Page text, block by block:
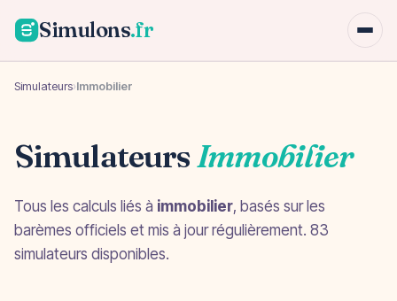
Simulons.fr
Simulateurs›Immobilier
SimulateursImmobilier
Tous les calculs liés à immobilier, basés sur les
barèmes officiels et mis à jour régulièrement. 83
simulateurs disponibles.